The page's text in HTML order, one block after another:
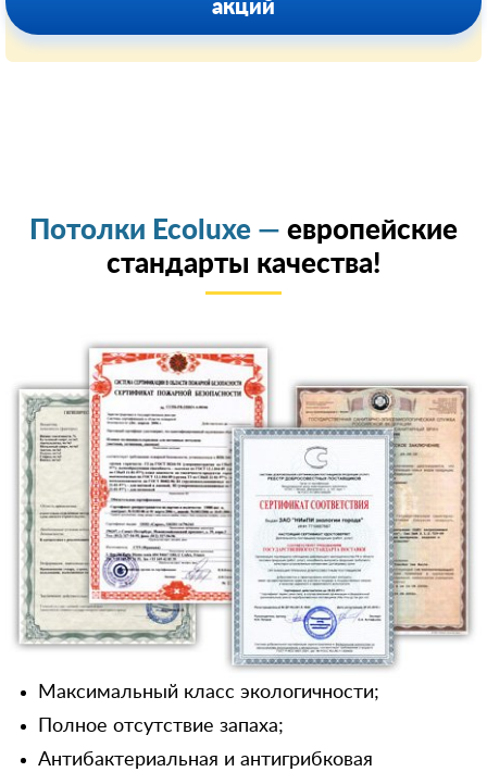
акций
Потолки Ecoluxe — европейские
стандарты качества!
Максимальный класс экологичности;
Полное отсутствие запаха;
Антибактериальная и антигрибковая